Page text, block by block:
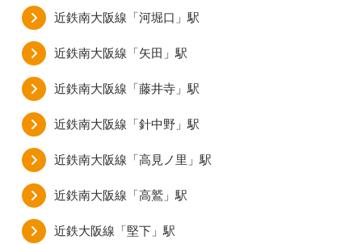
近鉄南大阪線「河堀口」駅
近鉄南大阪線「矢田」駅
近鉄南大阪線「藤井寺」駅
近鉄南大阪線「針中野」駅
近鉄南大阪線「高見ノ里」駅
近鉄南大阪線「高鷲」駅
近鉄大阪線「堅下」駅